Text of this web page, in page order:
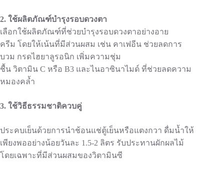
2. ใช้ผลิตภัณฑ์บำรุงรอบดวงตา
เลือกใช้ผลิตภัณฑ์ที่ช่วยบำรุงรอบดวงตาอย่างอาย
ครีม โดยให้เน้นที่มีส่วนผสม เช่น คาเฟอีน ช่วยลดการ
บวม กรดไฮยาลูรอนิก เพิ่มความชุ่ม
ชื้น วิตามิน C หรือ B3 และไนอาซินาไมด์ ที่ช่วยลดความ
หมองคล้ำ
3. ใช้วิธีธรรมชาติควบคู่
ประคบเย็นด้วยการนำช้อนแช่ตู้เย็นหรือแตงกวา ดื่มน้ำให้
เพียงพออย่างน้อยวันละ 1.5-2 ลิตร รับประทานผักผลไม้
โดยเฉพาะที่มีส่วนผสมของวิตามินซี